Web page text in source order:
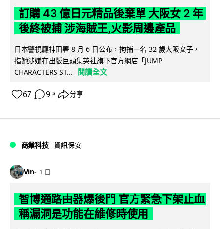
訂購 43 億日元精品後棄單 大阪女 2 年
後終被捕 涉海賊王,火影周邊產品
日本警視廳神田署 8 月 6 日公布，拘捕一名 32 歲大阪女子，
指她涉嫌在出版巨頭集英社旗下官方網店「JUMP
CHARACTERS ST...
閱讀全文
67 9 ↗ 分享
商業科技 資訊保安
Vin 1 日
智博通路由器爆後門 官方緊急下架止血
稱漏洞是功能在維修時使用